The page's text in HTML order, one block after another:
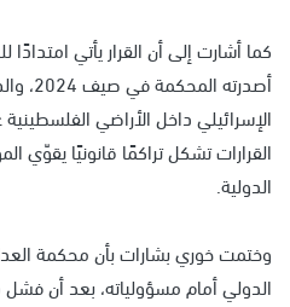
كما أشارت إلى أن القرار يأتي
أصدرته
الإسرائيلي داخل الأراضي
القرارات تشكل تراكمًا قانونيًا
الدولية.
وختمت خوري بشارات بأن محكمة
الدولي أمام مسؤولياته، بعد أن